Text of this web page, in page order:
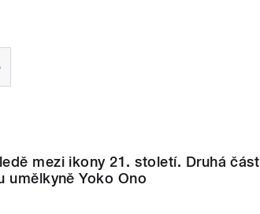
mezi ikony 21. století. Druhá část
umělkyně Yoko Ono